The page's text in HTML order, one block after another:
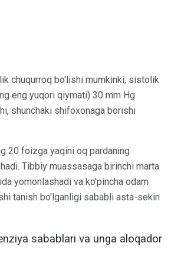
chuqurroq bo'lishi mumkinki, sistolik
eng yuqori qiymati) 30 mm Hg
shunchaki shifoxonaga borishi
20 foizga yaqini oq pardaning
Tibbiy muassasaga birinchi marta
yomonlashadi va ko'pincha odam
tanish bo'lganligi sababli asta-sekin
sabablari va unga aloqador